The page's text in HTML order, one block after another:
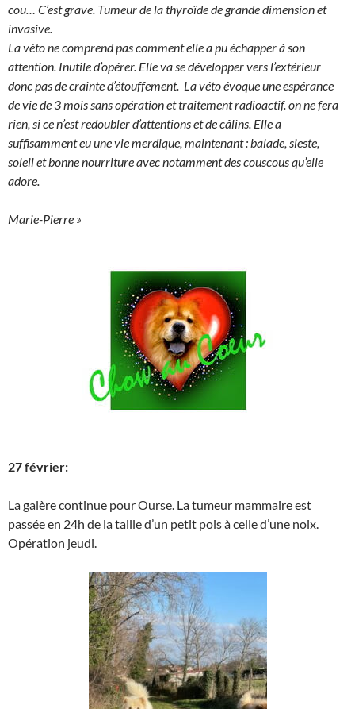
cou… C’est grave. Tumeur de la thyroïde de grande dimension et
invasive.
La véto ne comprend pas comment elle a pu échapper à son
attention. Inutile d’opérer. Elle va se développer vers l’extérieur
donc pas de crainte d’étouffement. La véto évoque une espérance
de vie de 3 mois sans opération et traitement radioactif. on ne fera
rien, si ce n’est redoubler d’attentions et de câlins. Elle a
suffisamment eu une vie merdique, maintenant : balade, sieste,
soleil et bonne nourriture avec notamment des couscous qu’elle
adore.
Marie-Pierre »
27 février:
La galère continue pour Ourse. La tumeur mammaire est
passée en 24h de la taille d’un petit pois à celle d’une noix.
Opération jeudi.